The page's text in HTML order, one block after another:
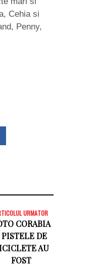
Cehia si
Penny,
URMATOR
CORABIA
DE
AU
FOST